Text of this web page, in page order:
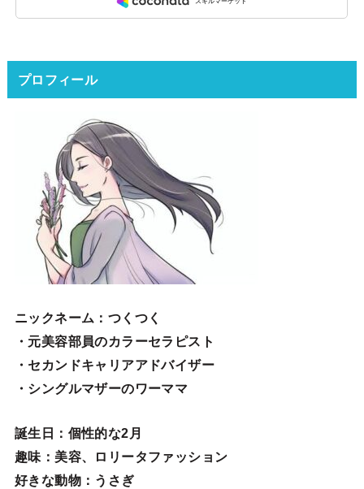
プロフィール
ニックネーム ：つくつく
・元美容部員のカラーセラピスト
・セカンドキャリアアドバイザー
・シングルマザーのワーママ
誕生日 ：個性的な2月
趣味 ：美容、ロリータファッション
好きな動物：うさぎ